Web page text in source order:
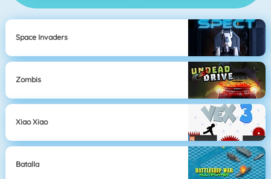
Space Invaders
Zombis
Xiao Xiao
Batalla